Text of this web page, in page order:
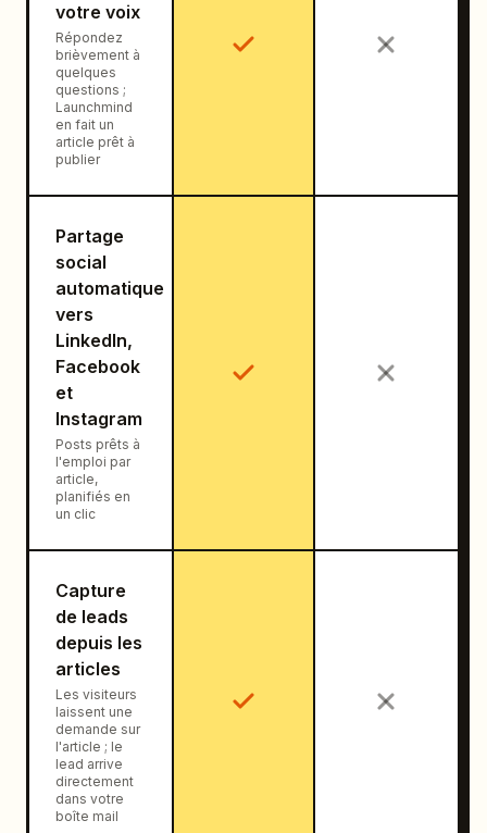
votre voix
Répondez
brièvement à
quelques
questions ;
Launchmind
en fait un
article prêt à
publier
Partage
social
automatique
vers
LinkedIn,
Facebook
et
Instagram
Posts prêts à
l'emploi par
article,
planifiés en
un clic
Capture
de leads
depuis les
articles
Les visiteurs
laissent une
demande sur
l'article ; le
lead arrive
directement
dans votre
boîte mail